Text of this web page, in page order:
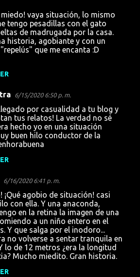
vaya situación, lo mismo
tengo pesadillas con el gato
de madrugada por la casa.
historia, agobiante y con un
que me encanta :D
6/15/2020 6:50 p. m.
por casualidad a tu blog y
tus relatos! La verdad no sé
hecho yo en una situación
buen hilo conductor de la
6/16/2020 6:41 p. m.
¡Qué agobio de situación! casi
con ella. Y una anaconda,
en la retina la imagen de una
a un niño entero en el
Y que salga por el inodoro...
no volverse a sentar tranquila en
lo de 12 metros ¿era la longitud
Mucho miedito. Gran historia.